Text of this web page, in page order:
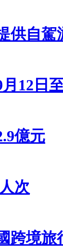
供自
12日
億元
次
跨境旅